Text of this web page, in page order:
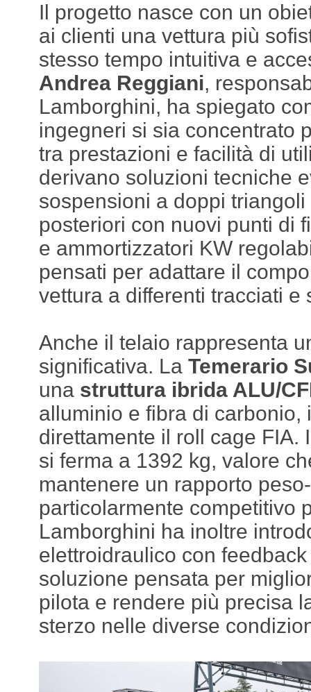
Il progetto nasce con un
ai clienti una vettura più
stesso tempo intuitiva e
Andrea Reggiani,
Lamborghini, ha spiegato
ingegneri si sia concentrato
tra prestazioni e facilità di
derivano soluzioni tecniche
sospensioni a doppi
posteriori con nuovi punti di
e ammortizzatori KW
pensati per adattare il
vettura a differenti tracciati e
Anche il telaio rappresenta
significativa. La Temerario
una struttura ibrida ALU/
alluminio e fibra di carbonio,
direttamente il roll cage FIA.
si ferma a 1392 kg, valore
mantenere un rapporto
particolarmente competitivo
Lamborghini ha inoltre
elettroidraulico con
soluzione pensata per
pilota e rendere più precisa
sterzo nelle diverse